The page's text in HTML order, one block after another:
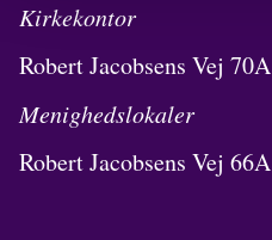
Kirkekontor
Robert Jacobsens Vej 70A
Menighedslokaler
Robert Jacobsens Vej 66A